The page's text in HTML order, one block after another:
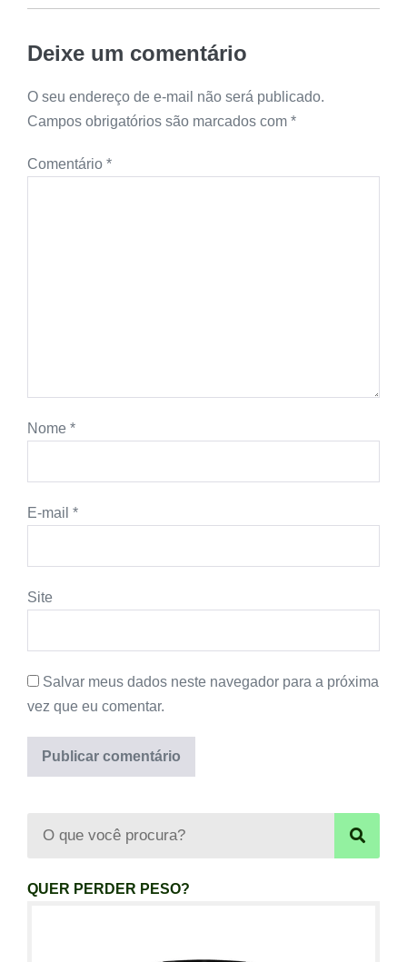
Deixe um comentário
O seu endereço de e-mail não será publicado.
Campos obrigatórios são marcados com *
Comentário *
Nome *
E-mail *
Site
Salvar meus dados neste navegador para a próxima
vez que eu comentar.
QUER PERDER PESO?